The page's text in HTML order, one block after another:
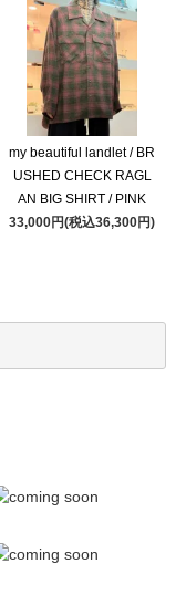
my beautiful landlet / BR
USHED CHECK RAGL
AN BIG SHIRT / PINK
33,000円(税込36,300円)